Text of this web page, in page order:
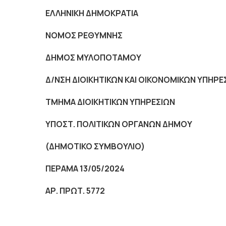
ΕΛΛΗΝΙΚΗ ΔΗΜΟΚΡΑΤΙΑ
NOMOΣ ΡΕΘΥΜΝΗΣ
ΔΗΜΟΣ ΜΥΛΟΠΟΤΑΜΟΥ
Δ/ΝΣΗ ΔΙΟΙΚΗΤΙΚΩΝ ΚΑΙ ΟΙΚΟΝΟΜΙΚΩΝ
ΤΜΗΜΑ ΔΙΟΙΚΗΤΙΚΩΝ ΥΠΗΡΕΣΙΩΝ
ΥΠΟΣΤ. ΠΟΛΙΤΙΚΩΝ ΟΡΓΑΝΩΝ ΔΗΜΟΥ
(ΔΗΜΟΤΙΚΟ ΣΥΜΒΟΥΛΙΟ)
ΠΕΡΑΜΑ 13/05/2024
ΑΡ. ΠΡΩΤ. 5772